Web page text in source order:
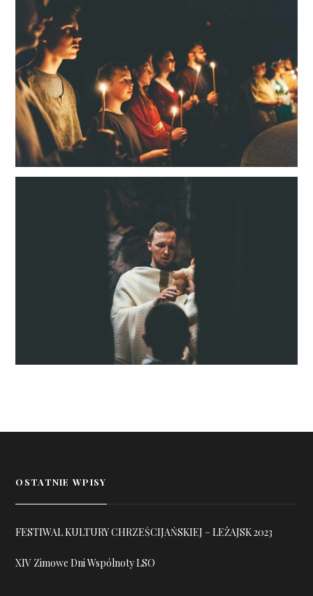
OSTATNIE WPISY
FESTIWAL KULTURY CHRZEŚCIJAŃSKIEJ – LEŻAJSK 2023
XIV Zimowe Dni Wspólnoty LSO